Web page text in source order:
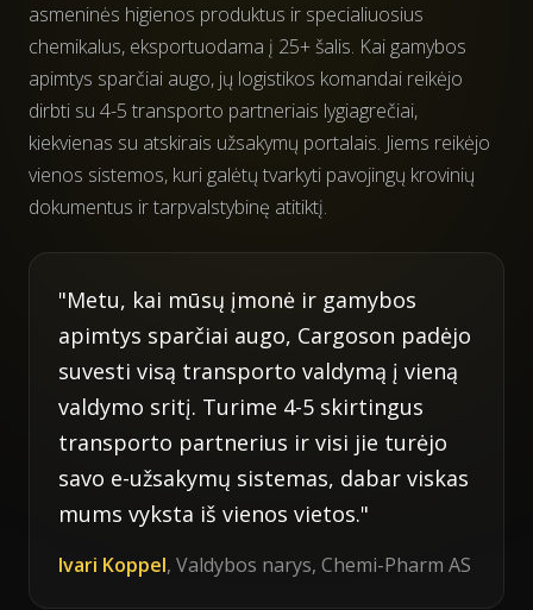
asmeninės higienos produktus ir specialiuosius
chemikalus, eksportuodama į 25+ šalis. Kai gamybos
apimtys sparčiai augo, jų logistikos komandai reikėjo
dirbti su 4-5 transporto partneriais lygiagrečiai,
kiekvienas su atskirais užsakymų portalais. Jiems reikėjo
vienos sistemos, kuri galėtų tvarkyti pavojingų krovinių
dokumentus ir tarpvalstybinę atitiktį.
"Metu, kai mūsų įmonė ir gamybos
apimtys sparčiai augo, Cargoson padėjo
suvesti visą transporto valdymą į vieną
valdymo sritį. Turime 4-5 skirtingus
transporto partnerius ir visi jie turėjo
savo e-užsakymų sistemas, dabar viskas
mums vyksta iš vienos vietos."
Ivari Koppel, Valdybos narys, Chemi-Pharm AS